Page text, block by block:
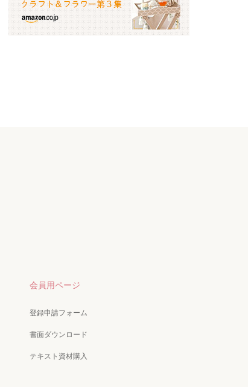
会員用ページ
登録申請フォーム
書面ダウンロード
テキスト資材購入